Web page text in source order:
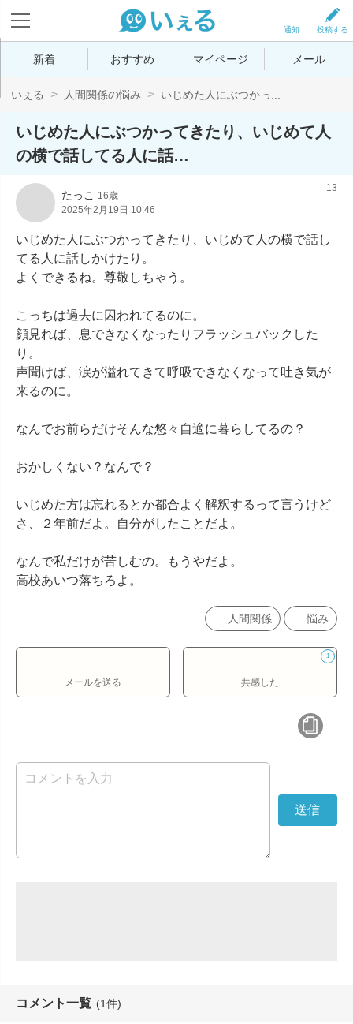
投稿する
通知
新着 おすすめ マイページ メール
いぇる 人間関係の悩み いじめた人にぶつかっ...
いじめた人にぶつかってきたり、いじめて人
の横で話してる人に話…
たっこ
16歳
2025年2月19日 10:46
13
いじめた人にぶつかってきたり、いじめて人の横で話し
てる人に話しかけたり。
よくできるね。尊敬しちゃう。
こっちは過去に囚われてるのに。
顔見れば、息できなくなったりフラッシュバックした
り。
声聞けば、涙が溢れてきて呼吸できなくなって吐き気が
来るのに。
なんでお前らだけそんな悠々自適に暮らしてるの？
おかしくない？なんで？
いじめた方は忘れるとか都合よく解釈するって言うけど
さ、２年前だよ。自分がしたことだよ。
なんで私だけが苦しむの。もうやだよ。
高校あいつ落ちろよ。
人間関係 悩み
メールを送る
1
共感した
コメント一覧 (1件)